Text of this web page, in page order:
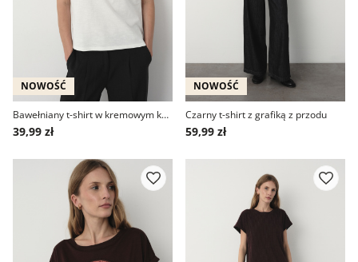
NOWOŚĆ
Bawełniany t-shirt w kremowym kolorze
39,99 zł
NOWOŚĆ
Czarny t-shirt z grafiką z przodu
59,99 zł